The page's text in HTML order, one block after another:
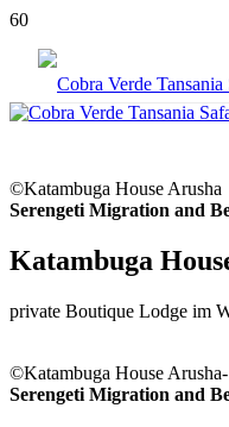
©Katambuga House Arusha
Serengeti Migration and
Katambuga
private Boutique Lodge im
©Katambuga House Arusha-
Serengeti Migration and